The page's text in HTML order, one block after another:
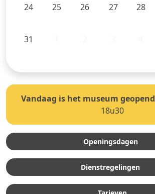
24 25 26 27 28
31
Vandaag is het museum geopend
18u30
Openingsdagen
Dienstregelingen